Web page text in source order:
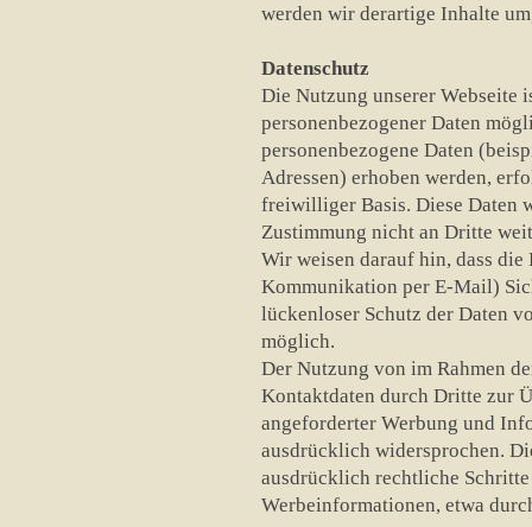
werden wir derartige Inhalte
Datenschutz
Die Nutzung unserer Webseite
personenbezogener Daten
personenbezogene Daten
Adressen) erhoben werden,
freiwilliger Basis. Diese Daten
Zustimmung nicht an Dritte
Wir weisen darauf hin, dass
Kommunikation per E-Mail)
lückenloser Schutz der Daten
möglich.
Der Nutzung von im Rahmen
Kontaktdaten durch Dritte zur
angeforderter Werbung und
ausdrücklich widersprochen.
ausdrücklich rechtliche
Werbeinformationen, etwa